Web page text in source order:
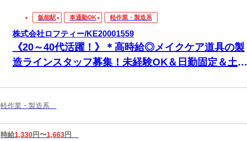
飯能駅 車通勤OK 軽作業・製造系
株式会社ロフティー/KE20001559
《20～40代活躍！》＊高時給◎メイクケア道具の製
造ラインスタッフ募集！未経験OK＆日勤固定＆土日
軽作業・製造系
時給1,330円〜1,663円